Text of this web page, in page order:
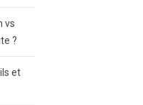
vs
?
et